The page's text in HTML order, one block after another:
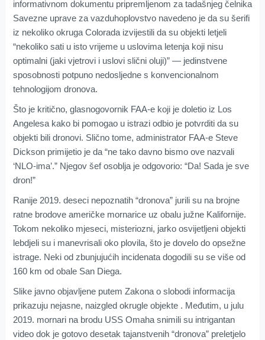
informativnom dokumentu pripremljenom za tadašnjeg čelnika
Savezne uprave za vazduhoplovstvo navedeno je da su šerifi
iz nekoliko okruga Colorada izvijestili da su objekti letjeli
“nekoliko sati u isto vrijeme u uslovima letenja koji nisu
optimalni (jaki vjetrovi i uslovi slični oluji)” — jedinstvene
sposobnosti potpuno nedosljedne s konvencionalnom
tehnologijom dronova.
Što je kritično, glasnogovornik FAA-e koji je doletio iz Los
Angelesa kako bi pomogao u istrazi odbio je potvrditi da su
objekti bili dronovi. Slično tome, administrator FAA-e Steve
Dickson primijetio je da “ne tako davno bismo ove nazvali
‘NLO-ima’.” Njegov šef osoblja je odgovorio: “Da! Sada je sve
dron!”
Ranije 2019. deseci nepoznatih “dronova” jurili su na brojne
ratne brodove američke mornarice uz obalu južne Kalifornije.
Tokom nekoliko mjeseci, misteriozni, jarko osvijetljeni objekti
lebdjeli su i manevrisali oko plovila, što je dovelo do opsežne
istrage. Neki od zbunjujućih incidenata dogodili su se više od
160 km od obale San Diega.
Slike javno objavljene putem Zakona o slobodi informacija
prikazuju nejasne, naizgled okrugle objekte . Međutim, u julu
2019. mornari na brodu USS Omaha snimili su intrigantan
video dok je gotovo desetak tajanstvenih “dronova” preletjelo